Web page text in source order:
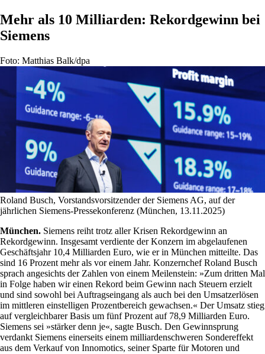
Mehr als 10 Milliarden: Rekordgewinn bei
Siemens
Foto: Matthias Balk/dpa
Roland Busch, Vorstandsvorsitzender der Siemens AG, auf der
jährlichen Siemens-Pressekonferenz (München, 13.11.2025)
München. Siemens reiht trotz aller Krisen Rekordgewinn an
Rekordgewinn. Insgesamt verdiente der Konzern im abgelaufenen
Geschäftsjahr 10,4 Milliarden Euro, wie er in München mitteilte. Das
sind 16 Prozent mehr als vor einem Jahr. Konzernchef Roland Busch
sprach angesichts der Zahlen von einem Meilenstein: »Zum dritten Mal
in Folge haben wir einen Rekord beim Gewinn nach Steuern erzielt
und sind sowohl bei Auftragseingang als auch bei den Umsatzerlösen
im mittleren einstelligen Prozentbereich gewachsen.« Der Umsatz stieg
auf vergleichbarer Basis um fünf Prozent auf 78,9 Milliarden Euro.
Siemens sei »stärker denn je«, sagte Busch. Den Gewinnsprung
verdankt Siemens einerseits einem milliardenschweren Sondereffekt
aus dem Verkauf von Innomotics, seiner Sparte für Motoren und